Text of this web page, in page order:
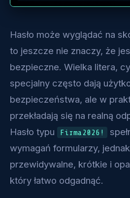
Hasło może wyglądać na
to jeszcze nie znaczy, że
bezpieczne. Wielka litera,
specjalny często dają
bezpieczeństwa, ale w
przekładają się na realną
Hasło typu
Firma2026!
wymagań formularzy,
przewidywalne, krótkie i
który łatwo odgadnąć.